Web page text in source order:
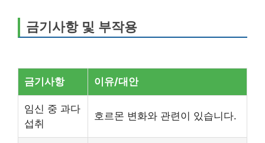
금기사항 및 부작용
금기사항 이유/대안
임신 중 과다
섭취
호르몬 변화와 관련이 있습니다.